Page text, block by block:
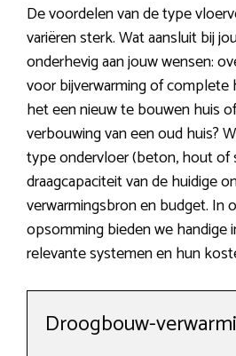
De voordelen van de type
variëren sterk. Wat aansluit bij
onderhevig aan jouw wensen:
voor bijverwarming of complete
het een nieuw te bouwen huis
verbouwing van een oud huis?
type ondervloer (beton, hout of
draagcapaciteit van de huidige
verwarmingsbron en budget. In
opsomming bieden we handige
relevante systemen en hun
Droogbouw-